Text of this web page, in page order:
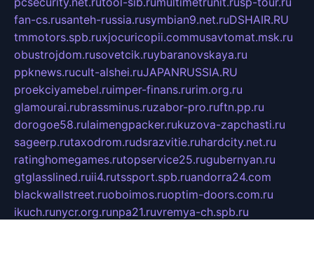
fan-cs.rusanteh-russia.rusymbian9.net.ruDSHAIR.RU
tmmotors.spb.ruxjocuricopii.commusavtomat.msk.ru
obustrojdom.rusovetcik.ruybaranovskaya.ru
ppknews.rucult-alshei.ruJAPANRUSSIA.RU
proekciyamebel.ruimper-finans.rurim.org.ru
glamourai.rubrassminus.ruzabor-pro.ruftn.pp.ru
dorogoe58.rulaimengpacker.rukuzova-zapchasti.ru
sageerp.rutaxodrom.rudsrazvitie.ruhardcity.net.ru
ratinghomegames.rutopservice25.rugubernyan.ru
gtglasslined.ruii4.rutssport.spb.ruandorra24.com
blackwallstreet.ruoboimos.ruoptim-doors.com.ru
ikuch.runycr.org.runpa21.ruvremya-ch.spb.ru